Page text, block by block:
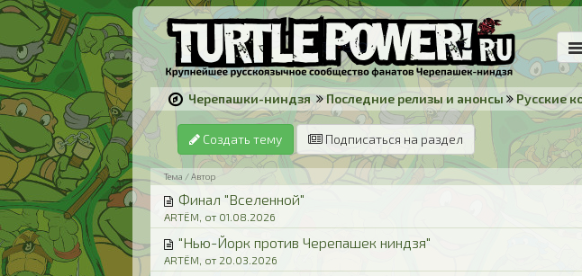
Черепашки-ниндзя Последние релизы и анонсы Русские
Создать тему Подписаться на раздел
Тема / Автор
Финал "Вселенной"
ARTЁM, от 01.08.2026
"Нью-Йорк против Черепашек ниндзя"
ARTЁM, от 20.03.2026